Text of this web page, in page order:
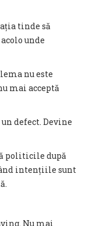
tinde să
unde
nu este
mai acceptă
defect. Devine
politicile după
intențiile sunt
Nu mai